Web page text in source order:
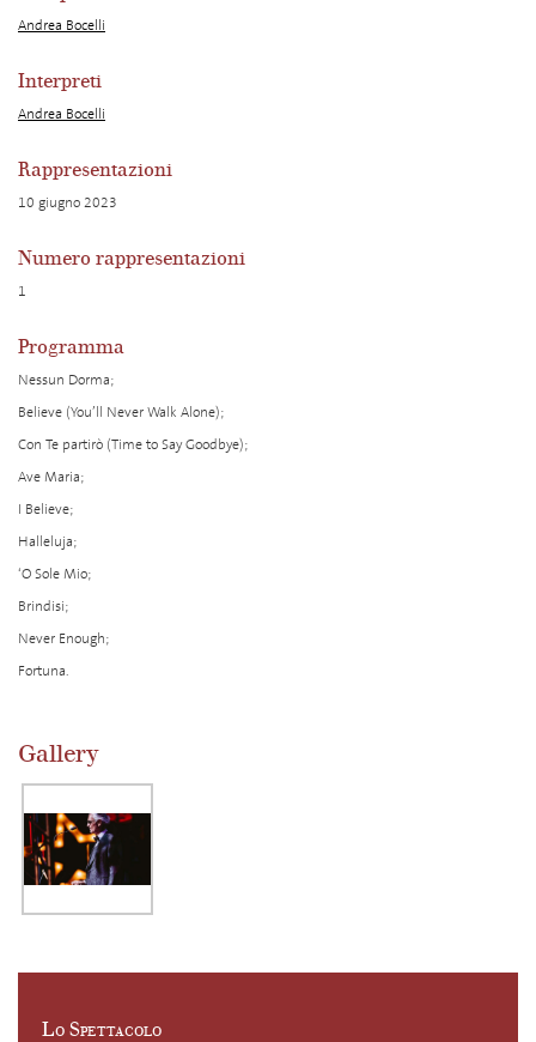
Andrea Bocelli
Interpreti
Andrea Bocelli
Rappresentazioni
10 giugno 2023
Numero rappresentazioni
1
Programma
Nessun Dorma;
Believe (You’ll Never Walk Alone);
Con Te partirò (Time to Say Goodbye);
Ave Maria;
I Believe;
Halleluja;
‘O Sole Mio;
Brindisi;
Never Enough;
Fortuna.
Gallery
Lo Spettacolo